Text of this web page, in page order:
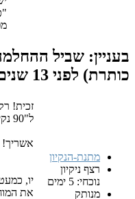
"כשהנשמה
מפיקים אור
ההחלמה האישית
4 חודשים
זכית! רק שלא תתפטר
יו, כמעט שכחתי! אנא
את המוח!